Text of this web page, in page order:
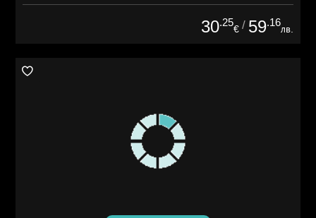
30.25
€ / 59.16
лв.